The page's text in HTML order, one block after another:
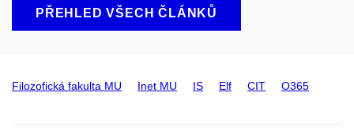
PŘEHLED VŠECH ČLÁNKŮ
Filozofická fakulta MU Inet MU IS Elf CIT O365